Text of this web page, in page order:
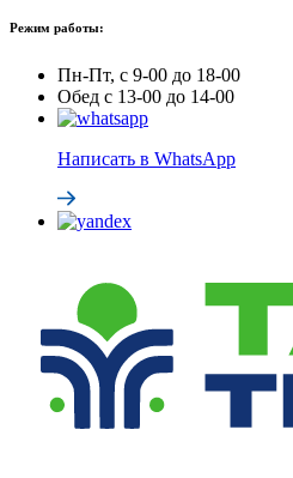
Режим работы:
Пн-Пт, с 9-00 до 18-00
Обед с 13-00 до 14-00
Написать в WhatsApp